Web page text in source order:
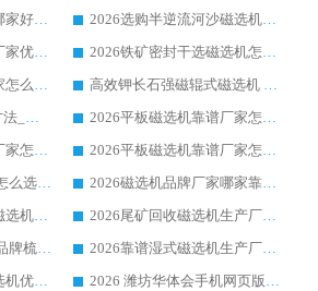
2026磁选机生产厂家哪家好?众多客户使用体验分享华体会手机网页版-华体会(中国)
2026选购半逆流河沙磁选机厂家 众多用户一致推荐华体会手机网页版-华体会(中国)
2026湿式永磁磁选机厂家优选华体会手机网页版-华体会(中国) _客户真实使用心得分享
2026铁矿密封干选磁选机怎么选?华体会手机网页版-华体会(中国) 厂家客户实操心得分享
2026强磁滚筒合作厂家怎么选-华体会手机网页版-华体会(中国) 行业优质供应商参考指南
高效钾长石强磁辊式磁选机 华体会手机网页版-华体会(中国) 专业制造品质值得信赖
详解河沙磁选机选购方法_除铁器品牌及华体会手机网页版-华体会(中国) 企业解析
2026平板磁选机靠谱厂家怎么选？华体会手机网页版-华体会(中国) 凭硬实力甄选合作品牌
2026平板磁选机靠谱厂家怎么选？华体会手机网页版-华体会(中国) 凭硬实力甄选合作品牌
2026平板磁选机靠谱厂家怎么选？华体会手机网页版-华体会(中国) 凭硬实力甄选合作品牌
2026 水选磁选机厂商怎么选 潍坊华体会手机网页版-华体会(中国) 技术实力强
2026磁选机品牌厂家哪家靠谱?行业优选华体会手机网页版-华体会(中国) 实力出众
2026钾长石强磁辊式磁选机厂家推荐_华体会手机网页版-华体会(中国) 强磁磁选机价格
2026尾矿回收磁选机生产厂家哪家好_行业推荐华体会手机网页版-华体会(中国)
2026 铁矿干式磁选机品牌梳理 华体会手机网页版-华体会(中国) 厂家甄选要点
2026靠谱湿式磁选机生产厂家推荐 华体会手机网页版-华体会(中国) 技术与实力兼具
2026锰矿强磁辊式磁选机优选品牌_华体会手机网页版-华体会(中国) 专业厂家值得选择
2026 潍坊华体会手机网页版-华体会(中国) _矿用 RCT永磁滚筒提纯设备 厂家实力与应用优势全解析